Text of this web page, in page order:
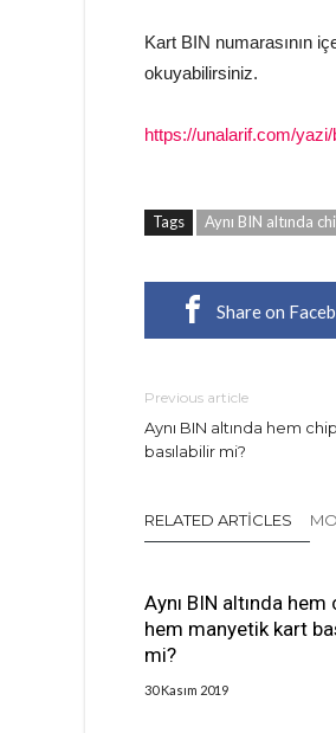
Kart BIN numarasının
okuyabilirsiniz.
https://unalarif.com/
Tags Aynı BIN altında
Share on
Previous article
Aynı BIN altında hem
basılabilir mi?
RELATED ARTICLES
Aynı BIN altında hem
hem manyetik kart
mi?
30 Kasım 2019